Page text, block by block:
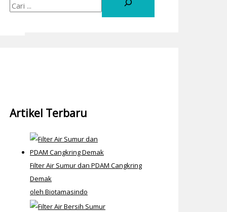
Artikel Terbaru
Filter Air Sumur dan PDAM Cangkring
Demak
oleh Biotamasindo